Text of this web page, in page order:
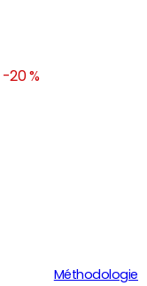
-20 %
Méthodologie